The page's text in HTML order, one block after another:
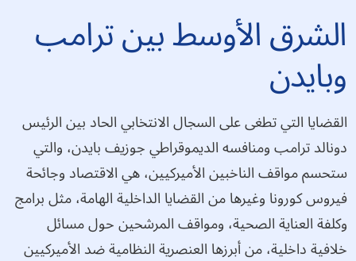
الشرق الأوسط بين ترامب
وبايدن
القضايا التي تطغى على السجال الانتخابي الحاد بين الرئيس
دونالد ترامب ومنافسه الديموقراطي جوزيف بايدن، والتي
ستحسم مواقف الناخبين الأميركيين، هي الاقتصاد وجائحة
فيروس كورونا وغيرها من القضايا الداخلية الهامة، مثل برامج
وكلفة العناية الصحية، ومواقف المرشحين حول مسائل
خلافية داخلية، من أبرزها العنصرية النظامية ضد الأميركيين